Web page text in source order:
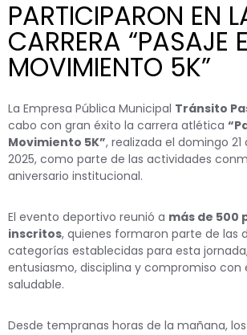
PARTICIPARON EN
CARRERA “PASAJE
MOVIMIENTO 5K”
La Empresa Pública Municipal Tránsito
cabo con gran éxito la carrera atlética
Movimiento 5K”, realizada el domingo
2025, como parte de las actividades
aniversario institucional.
El evento deportivo reunió a más de 500
inscritos, quienes formaron parte de las
categorías establecidas para esta
entusiasmo, disciplina y compromiso con
saludable.
Desde tempranas horas de la mañana,